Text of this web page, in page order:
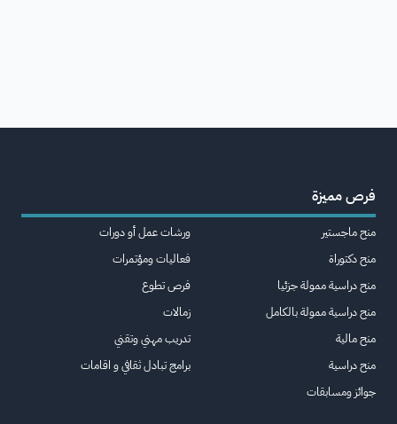
فرص مميزة
منح ماجستير
منح دكتوراة
منح دراسية ممولة جزئيا
منح دراسية ممولة بالكامل
منح مالية
منح دراسية
جوائز ومسابقات
ورشات عمل أو دورات
فعاليات ومؤتمرات
فرص تطوع
زمالات
تدريب مهني وتقني
برامج تبادل ثقافي و اقامات